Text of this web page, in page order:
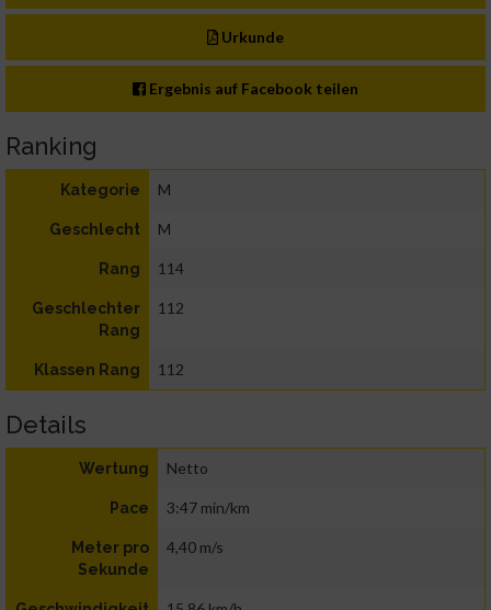
Urkunde
Ergebnis auf Facebook teilen
Ranking
Kategorie M
Geschlecht M
Rang 114
Geschlechter
Rang
112
Klassen Rang 112
Details
Wertung Netto
Pace 3:47 min/km
Meter pro
Sekunde
4,40 m/s